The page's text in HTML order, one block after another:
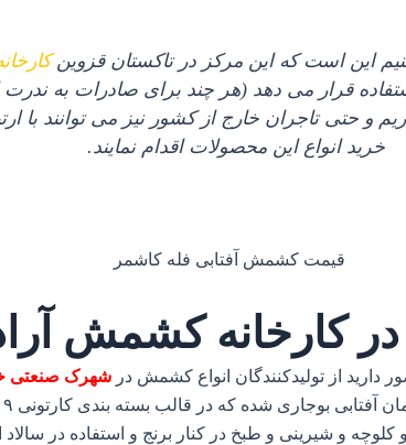
این است که این مرکز در تاکستان قزوین
قرار می دهد (هر چند برای صادرات به
و حتی تاجران خارج از کشور نیز می‌ توانند با
خرید انواع این محصولات اقدام نمایند.
کارخانه کشمش
از تولیدکنندگان انواع کشمش در شهرک صنعتی
و شیرینی و طبخ در کنار برنج و استفاده در سالاد